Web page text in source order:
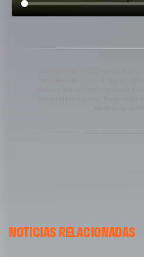
NOTICIAS RELACIONADAS
ENTRENAMIENTO DEL